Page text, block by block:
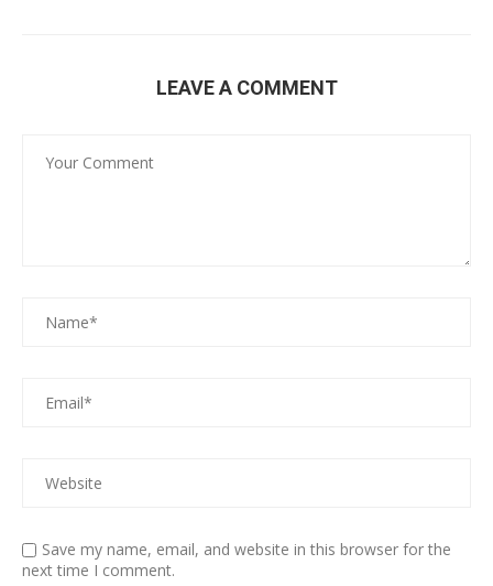
LEAVE A COMMENT
Save my name, email, and website in this browser for the
next time I comment.